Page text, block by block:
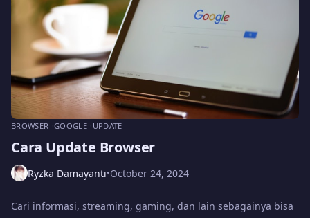
BROWSER GOOGLE UPDATE
Cara Update Browser
Ryzka Damayanti•October 24, 2024
Cari informasi, streaming, gaming, dan lain sebagainya bisa